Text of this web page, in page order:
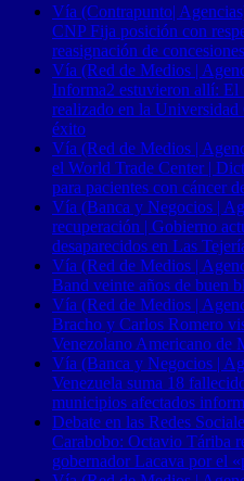
Vía (Contrapunto|
CNP Fija posición con
reasignación de concesiones
Vía (Red de Medios |
Informa2 estuvieron allí:
realizado en la
éxito
Vía (Red de Medios |
el World Trade Center |
para pacientes con cáncer
Vía (Banca y Negocios |
recuperación | Gobierno
desaparecidos en Las
Vía (Red de Medios |
Band veinte años de buen
Vía (Red de Medios |
Bracho y Carlos Romero
Venezolano Americano de
Vía (Banca y Negocios |
Venezuela suma 18
municipios afectados
Debate en las Redes
Carabobo: Octavio Táriba
gobernador Lacava por el